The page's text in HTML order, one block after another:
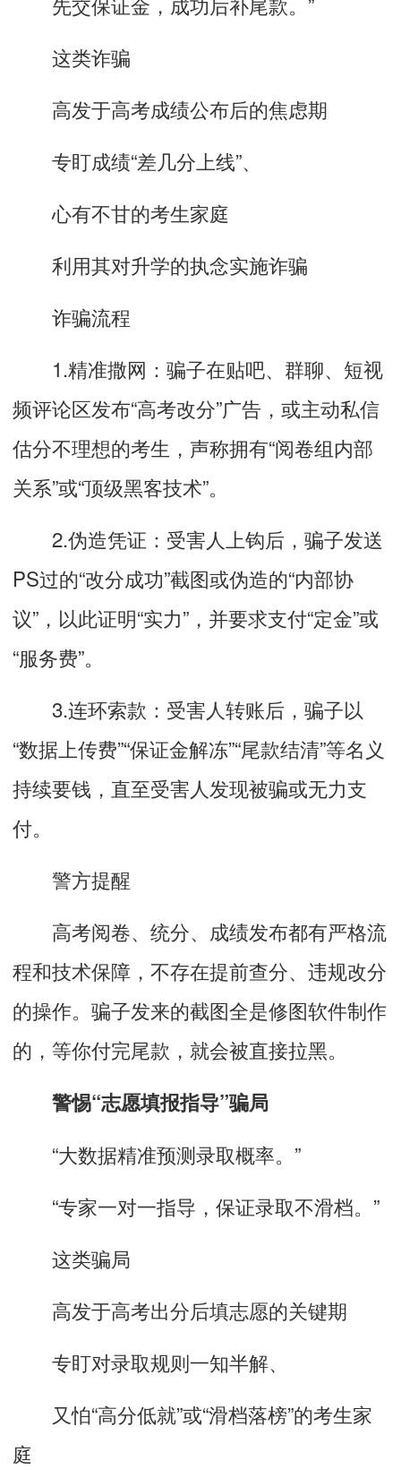
这类诈骗
高发于高考成绩公布后的焦虑期
专盯成绩“差几分上线”、
心有不甘的考生家庭
利用其对升学的执念实施诈骗
诈骗流程
1.精准撒网：骗子在贴吧、群聊、短视
频评论区发布“高考改分”广告，或主动私信
估分不理想的考生，声称拥有“阅卷组内部
关系”或“顶级黑客技术”。
2.伪造凭证：受害人上钩后，骗子发送
PS过的“改分成功”截图或伪造的“内部协
议”，以此证明“实力”，并要求支付“定金”或
“服务费”。
3.连环索款：受害人转账后，骗子以
“数据上传费”“保证金解冻”“尾款结清”等名义
持续要钱，直至受害人发现被骗或无力支
付。
警方提醒
高考阅卷、统分、成绩发布都有严格流
程和技术保障，不存在提前查分、违规改分
的操作。骗子发来的截图全是修图软件制作
的，等你付完尾款，就会被直接拉黑。
警惕“志愿填报指导”骗局
“大数据精准预测录取概率。”
“专家一对一指导，保证录取不滑档。”
这类骗局
高发于高考出分后填志愿的关键期
专盯对录取规则一知半解、
又怕“高分低就”或“滑档落榜”的考生家
庭